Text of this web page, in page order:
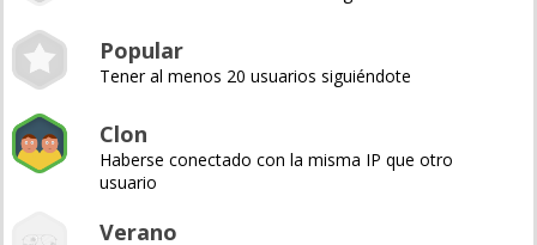
Popular
Tener al menos 20 usuarios siguiéndote
Clon
Haberse conectado con la misma IP que otro
usuario
Verano